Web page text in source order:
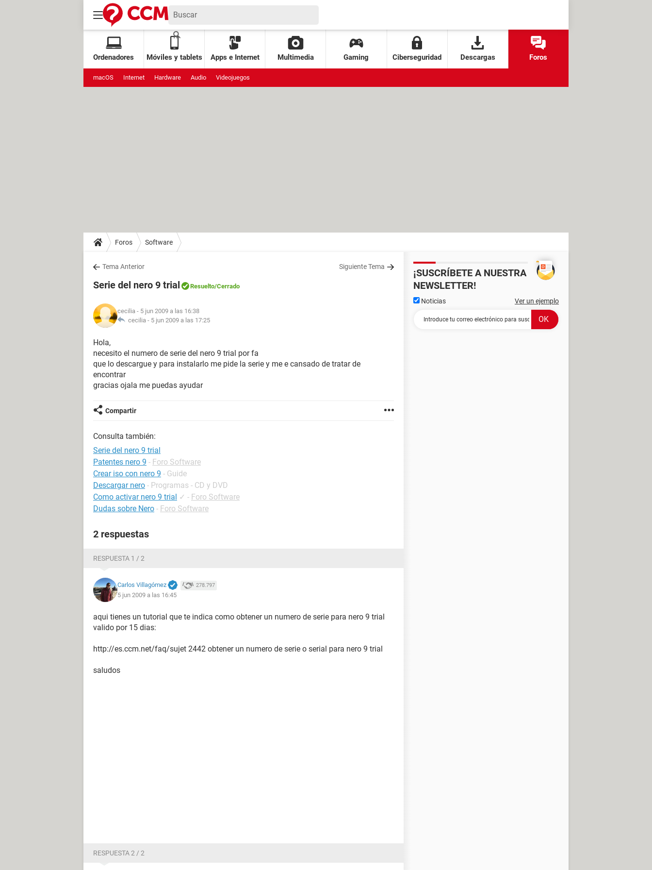
Ordenadores Móviles y tablets Apps e Internet Multimedia Gaming Ciberseguridad Descargas Foros
macOS Internet Hardware Audio Videojuegos
Foros Software
Tema Anterior Siguiente Tema
Serie del nero 9 trial Resuelto/Cerrado
cecilia - 5 jun 2009 a las 16:38
cecilia - 5 jun 2009 a las 17:25
Hola,
necesito el numero de serie del nero 9 trial por fa
que lo descargue y para instalarlo me pide la serie y me e cansado de tratar de
encontrar
gracias ojala me puedas ayudar
Compartir
Consulta también:
Serie del nero 9 trial
Patentes nero 9 - Foro Software
Crear iso con nero 9 - Guide
Descargar nero - Programas - CD y DVD
Como activar nero 9 trial ✓ - Foro Software
Dudas sobre Nero - Foro Software
2 respuestas
RESPUESTA 1 / 2
Carlos Villagómez 278.797
5 jun 2009 a las 16:45
aqui tienes un tutorial que te indica como obtener un numero de serie para nero 9 trial
valido por 15 dias:
http://es.ccm.net/faq/sujet 2442 obtener un numero de serie o serial para nero 9 trial
saludos
RESPUESTA 2 / 2
¡SUSCRÍBETE A NUESTRA
NEWSLETTER!
Noticias Ver un ejemplo